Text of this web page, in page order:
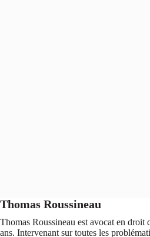
Thomas Roussineau
Thomas Roussineau est avocat en droit
ans. Intervenant sur toutes les